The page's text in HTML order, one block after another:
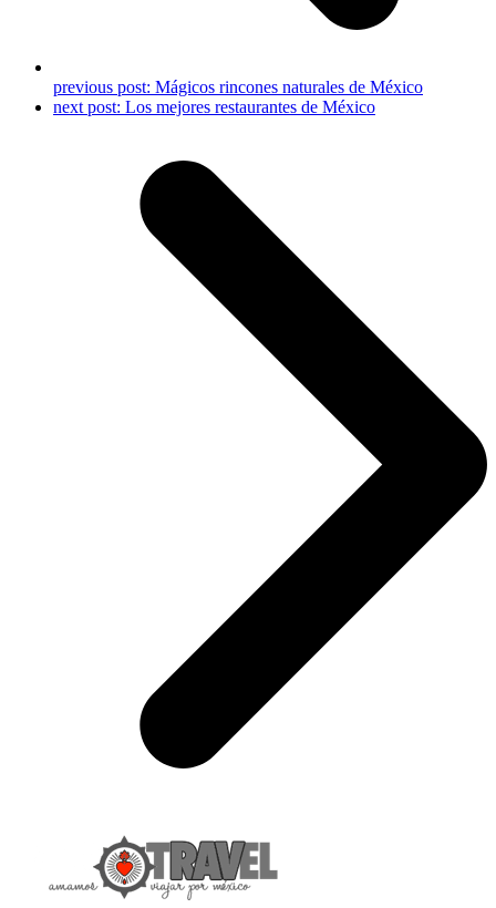
previous post: Mágicos rincones naturales de México
next post: Los mejores restaurantes de México